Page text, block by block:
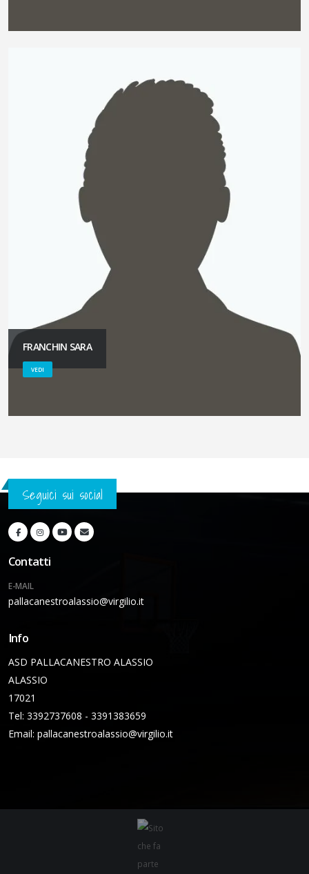
FRANCHIN SARA
VEDI
Seguici sui social
Contatti
E-MAIL
pallacanestroalassio@virgilio.it
Info
ASD PALLACANESTRO ALASSIO
ALASSIO
17021
Tel: 3392737608 - 3391383659
Email: pallacanestroalassio@virgilio.it